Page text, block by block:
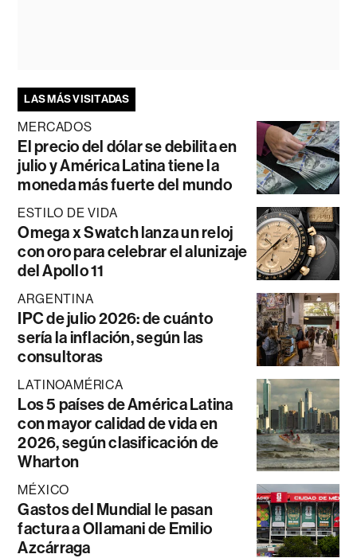
LAS MÁS VISITADAS
MERCADOS
El precio del dólar se debilita en
julio y América Latina tiene la
moneda más fuerte del mundo
ESTILO DE VIDA
Omega x Swatch lanza un reloj
con oro para celebrar el alunizaje
del Apollo 11
ARGENTINA
IPC de julio 2026: de cuánto
sería la inflación, según las
consultoras
LATINOAMÉRICA
Los 5 países de América Latina
con mayor calidad de vida en
2026, según clasificación de
Wharton
MÉXICO
Gastos del Mundial le pasan
factura a Ollamani de Emilio
Azcárraga